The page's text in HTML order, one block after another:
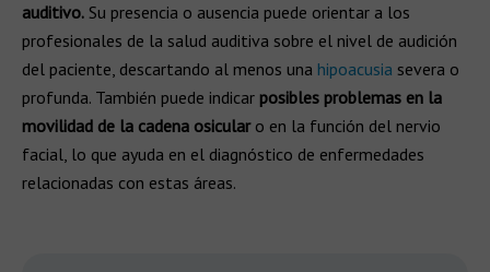
auditivo. Su presencia o ausencia puede orientar a los
profesionales de la salud auditiva sobre el nivel de audición
del paciente, descartando al menos una hipoacusia severa o
profunda. También puede indicar posibles problemas en la
movilidad de la cadena osicularo en la función del nervio
facial, lo que ayuda en el diagnóstico de enfermedades
relacionadas con estas áreas.